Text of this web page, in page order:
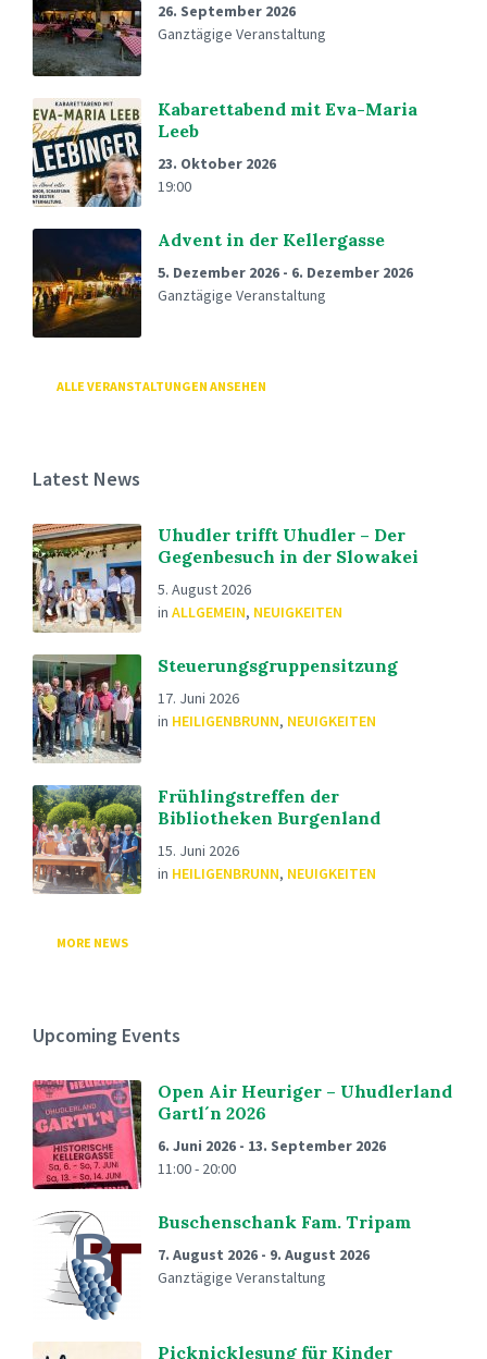
26. September 2026
Ganztägige Veranstaltung
Kabarettabend mit Eva-Maria
Leeb
23. Oktober 2026
19:00
Advent in der Kellergasse
5. Dezember 2026 - 6. Dezember 2026
Ganztägige Veranstaltung
ALLE VERANSTALTUNGEN ANSEHEN
Latest News
Uhudler trifft Uhudler – Der
Gegenbesuch in der Slowakei
5. August 2026
in ALLGEMEIN, NEUIGKEITEN
Steuerungsgruppensitzung
17. Juni 2026
in HEILIGENBRUNN, NEUIGKEITEN
Frühlingstreffen der
Bibliotheken Burgenland
15. Juni 2026
in HEILIGENBRUNN, NEUIGKEITEN
MORE NEWS
Upcoming Events
Open Air Heuriger – Uhudlerland
Gartl´n 2026
6. Juni 2026 - 13. September 2026
11:00 - 20:00
Buschenschank Fam. Tripam
7. August 2026 - 9. August 2026
Ganztägige Veranstaltung
Picknicklesung für Kinder